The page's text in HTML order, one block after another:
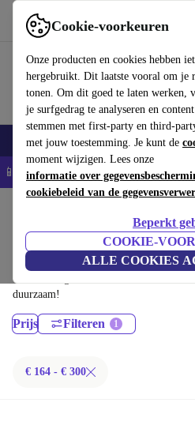
Cookie-voorkeuren
Onze producten en cookies hebben
hergebruikt. Dit laatste vooral om je
tonen. Om dit goed te laten werken,
je surfgedrag te analyseren en
stemmen met first-party en third-
met jouw toestemming. Je kunt de
moment wijzigen. Lees onze
informatie over
cookiebeleid van de
Beperkt
COOKIE-
ALLE COOKIES
Gebruik refurbed snel en eenvoudig
Smartphones Laptops Tablets
📱5% EXTRA korting op alle
Lenovo Laptops:
Gecertificeerd refurbished Lenovo
40%. 30 dagen retourrecht & 12
duurzaam!
Prijs Filteren
€ 164 - € 300